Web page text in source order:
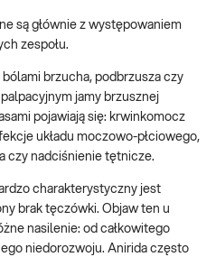
są głównie z występowaniem
zespołu.
brzucha, podbrzusza czy
jamy brzusznej
pojawiają się: krwinkomocz
układu moczowo-płciowego,
czy nadciśnienie tętnicze.
charakterystyczny jest
brak tęczówki. Objaw ten u
nasilenie: od całkowitego
niedorozwoju. Anirida często